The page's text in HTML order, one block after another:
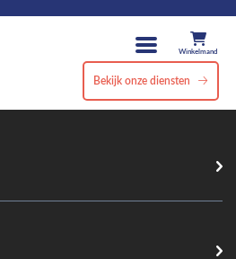
Winkelmand
Bekijk onze diensten